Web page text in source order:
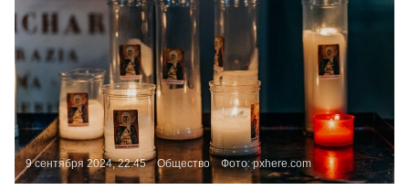
9 сентября 2024, 22:45 Общество Фото:pxhere.com